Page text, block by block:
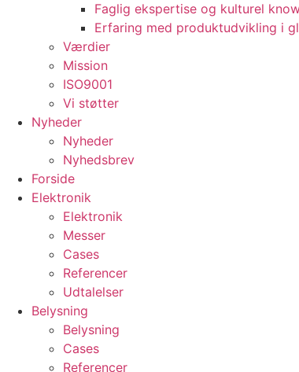
Faglig ekspertise og kulturel
Erfaring med produktudvikling i
Værdier
Mission
ISO9001
Vi støtter
Nyheder
Nyheder
Nyhedsbrev
Forside
Elektronik
Elektronik
Messer
Cases
Referencer
Udtalelser
Belysning
Belysning
Cases
Referencer